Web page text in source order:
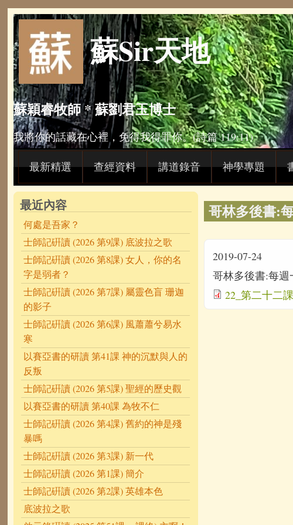
Skip to main content
蘇Sir天地
蘇穎睿牧師 * 蘇劉君玉博士
我將你的話藏在心裡，免得我得罪你。(詩篇 119:11)
最新精選 查經資料 講道錄音 神學專題
哥林多後書:
2019-07-24
哥林多後書:每週
22_第二十二
最近內容
何處是吾家？
士師記硏讀 (2026 第9課) 底波拉之歌
士師記硏讀 (2026 第8課) 女人，你的名
字是弱者？
士師記硏讀 (2026 第7課) 屬靈色盲 珊迦
的影子
士師記硏讀 (2026 第6課) 風蕭蕭兮易水
寒
以賽亞書的研讀 第41課 神的沉默與人的
反叛
士師記硏讀 (2026 第5課) 聖經的歷史觀
以賽亞書的研讀 第40課 為牧不仁
士師記硏讀 (2026 第4課) 舊約的神是殘
暴嗎
士師記硏讀 (2026 第3課) 新一代
士師記硏讀 (2026 第1課) 簡介
士師記硏讀 (2026 第2課) 英雄本色
底波拉之歌